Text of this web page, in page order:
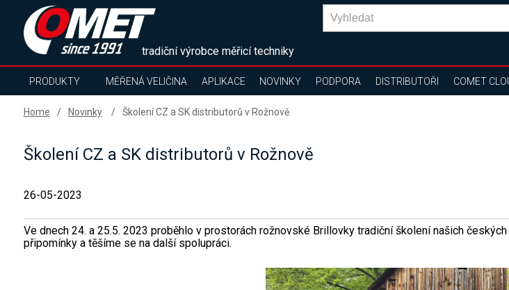
tradiční výrobce měřicí techniky
PRODUKTY MĚŘENÁ VELIČINA APLIKACE NOVINKY PODPORA DISTRIBUTOŘI COMET
Home Novinky Školení CZ a SK distributorů v Rožnově
Školení CZ a SK distributorů v Rožnově
26-05-2023
Ve dnech 24. a 25.5. 2023 proběhlo v prostorách rožnovské Brillovky tradiční školení našich
připomínky a těšíme se na další spolupráci.